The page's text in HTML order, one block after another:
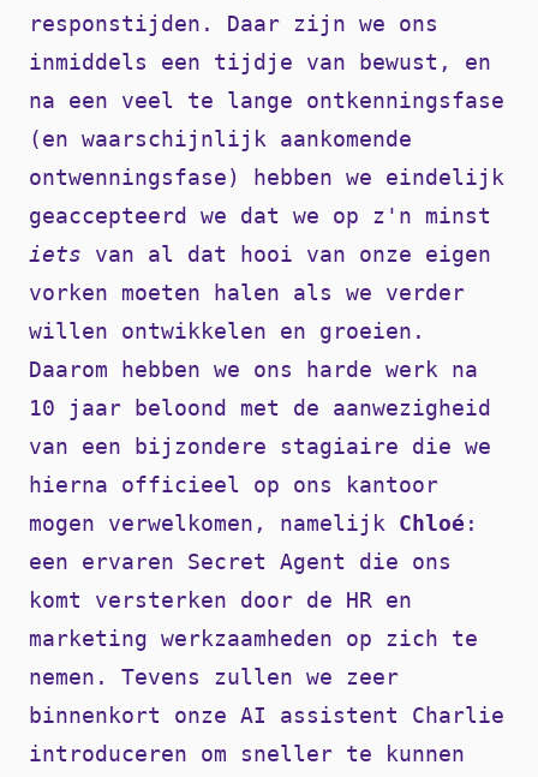
responstijden. Daar zijn we ons
inmiddels een tijdje van bewust, en
na een veel te lange ontkenningsfase
(en waarschijnlijk aankomende
ontwenningsfase) hebben we eindelijk
geaccepteerd we dat we op z'n minst
iets van al dat hooi van onze eigen
vorken moeten halen als we verder
willen ontwikkelen en groeien.
Daarom hebben we ons harde werk na
10 jaar beloond met de aanwezigheid
van een bijzondere stagiaire die we
hierna officieel op ons kantoor
mogen verwelkomen, namelijk Chloé :
een ervaren Secret Agent die ons
komt versterken door de HR en
marketing werkzaamheden op zich te
nemen. Tevens zullen we zeer
binnenkort onze AI assistent Charlie
introduceren om sneller te kunnen